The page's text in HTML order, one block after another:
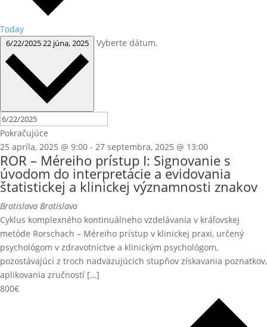
Today
6/22/202522 júna, 2025 Vyberte dátum.
Pokračujúce
25 apríla, 2025 @ 9:00 - 27 septembra, 2025 @ 13:00
ROR – Méreiho prístup I: Signovanie s
úvodom do interpretácie a evidovania
štatistickej a klinickej významnosti znakov
Bratislava Bratislava
Cyklus komplexného kontinuálneho vzdelávania v kráľovskej
metóde Rorschach – Méreiho prístup v klinickej praxi, určený
psychológom v zdravotníctve a klinickým psychológom,
pozostávajúci z troch nadväzujúcich stupňov získavania poznatkov,
aplikovania zručností […]
800€